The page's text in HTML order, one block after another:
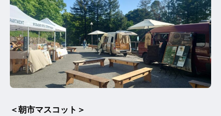
＜朝市マスコット＞